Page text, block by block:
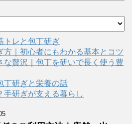
トレと包丁研ぎ
方｜初心者にもわかる基本とコツ
な贅沢｜包丁を研いで長く使う豊
丁研ぎと栄養の話
手研ぎが支える暮らし